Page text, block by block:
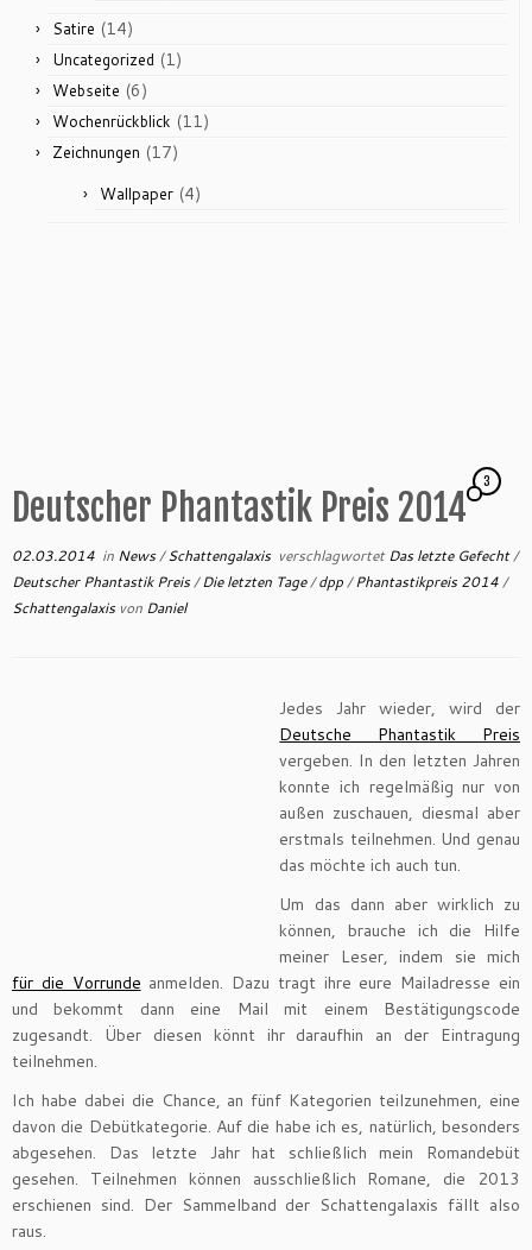
Satire (14)
Uncategorized (1)
Webseite (6)
Wochenrückblick (11)
Zeichnungen (17)
Wallpaper (4)
Deutscher Phantastik Preis 2014
3
02.03.2014 in News/Schattengalaxis verschlagwortetDas letzte Gefecht/
Deutscher Phantastik Preis/Die letzten Tage/dpp/Phantastikpreis 2014/
Schattengalaxis von Daniel
Jedes Jahr wieder, wird der
Deutsche Phantastik Preis
vergeben. In den letzten Jahren
konnte ich regelmäßig nur von
außen zuschauen, diesmal aber
erstmals teilnehmen. Und genau
das möchte ich auch tun.
Um das dann aber wirklich zu
können, brauche ich die Hilfe
meiner Leser, indem sie mich
für die Vorrunde anmelden. Dazu tragt ihre eure Mailadresse ein
und bekommt dann eine Mail mit einem Bestätigungscode
zugesandt. Über diesen könnt ihr daraufhin an der Eintragung
teilnehmen.
Ich habe dabei die Chance, an fünf Kategorien teilzunehmen, eine
davon die Debütkategorie. Auf die habe ich es, natürlich, besonders
abgesehen. Das letzte Jahr hat schließlich mein Romandebüt
gesehen. Teilnehmen können ausschließlich Romane, die 2013
erschienen sind. Der Sammelband der Schattengalaxis fällt also
raus.